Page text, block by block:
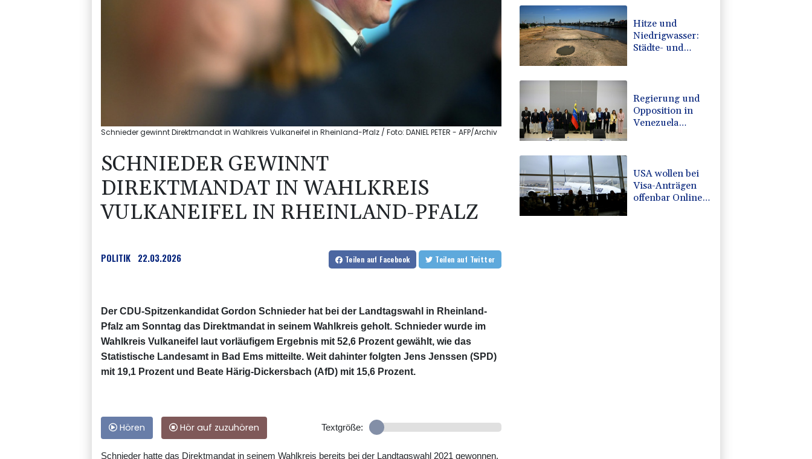
Schnieder gewinnt Direktmandat in Wahlkreis Vulkaneifel in Rheinland-Pfalz / Foto: DANIEL PETER - AFP/Archiv
SCHNIEDER GEWINNT
DIREKTMANDAT IN WAHLKREIS
VULKANEIFEL IN RHEINLAND-PFALZ
POLITIK 22.03.2026 Teilen auf Facebook Teilen auf Twitter
Der CDU-Spitzenkandidat Gordon Schnieder hat bei der Landtagswahl in Rheinland-
Pfalz am Sonntag das Direktmandat in seinem Wahlkreis geholt. Schnieder wurde im
Wahlkreis Vulkaneifel laut vorläufigem Ergebnis mit 52,6 Prozent gewählt, wie das
Statistische Landesamt in Bad Ems mitteilte. Weit dahinter folgten Jens Jenssen (SPD)
mit 19,1 Prozent und Beate Härig-Dickersbach (AfD) mit 15,6 Prozent.
Hören Hör auf zuzuhören Textgröße:
Schnieder hatte das Direktmandat in seinem Wahlkreis bereits bei der Landtagswahl 2021 gewonnen.
Hitze und
Niedrigwasser:
Städte- und
Kraftakt"
Regierung und
Opposition in
Venezuela
USA wollen bei
Visa-Anträgen
offenbar Online-